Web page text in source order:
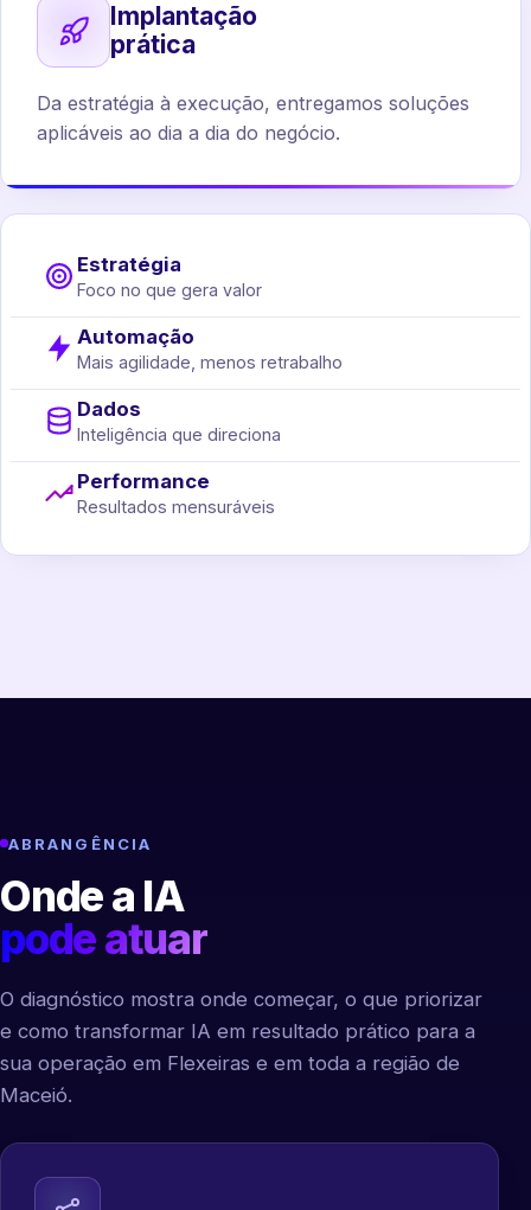
Implantação
prática
Da estratégia à execução, entregamos soluções
aplicáveis ao dia a dia do negócio.
Estratégia
Foco no que gera valor
Automação
Mais agilidade, menos retrabalho
Dados
Inteligência que direciona
Performance
Resultados mensuráveis
ABRANGÊNCIA
Onde a IA
pode atuar
O diagnóstico mostra onde começar, o que priorizar
e como transformar IA em resultado prático para a
sua operação em Flexeiras e em toda a região de
Maceió.